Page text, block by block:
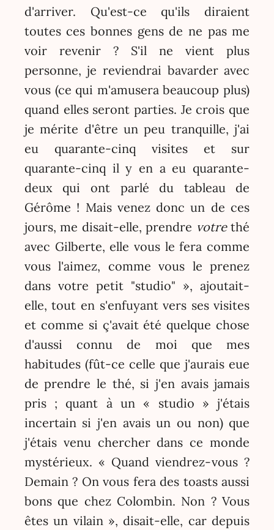
d'arriver. Qu'est-ce qu'ils diraient
toutes ces bonnes gens de ne pas me
voir revenir ? S'il ne vient plus
personne, je reviendrai bavarder avec
vous (ce qui m'amusera beaucoup plus)
quand elles seront parties. Je crois que
je mérite d'être un peu tranquille, j'ai
eu quarante-cinq visites et sur
quarante-cinq il y en a eu quarante-
deux qui ont parlé du tableau de
Gérôme ! Mais venez donc un de ces
jours, me disait-elle, prendre votrethé
avec Gilberte, elle vous le fera comme
vous l'aimez, comme vous le prenez
dans votre petit "studio" », ajoutait-
elle, tout en s'enfuyant vers ses visites
et comme si ç'avait été quelque chose
d'aussi connu de moi que mes
habitudes (fût-ce celle que j'aurais eue
de prendre le thé, si j'en avais jamais
pris ; quant à un « studio » j'étais
incertain si j'en avais un ou non) que
j'étais venu chercher dans ce monde
mystérieux. « Quand viendrez-vous ?
Demain ? On vous fera des toasts aussi
bons que chez Colombin. Non ? Vous
êtes un vilain », disait-elle, car depuis